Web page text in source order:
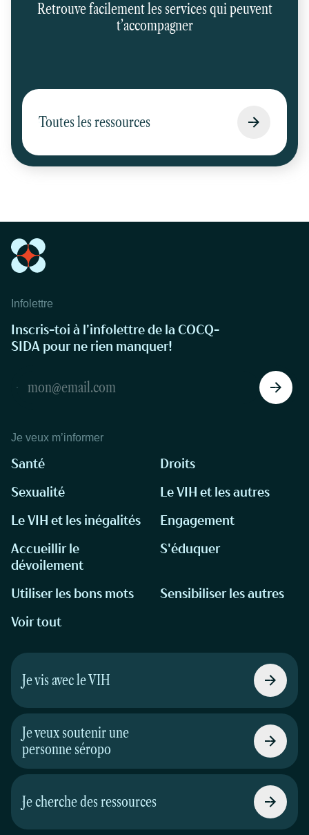
Retrouve facilement les services qui peuvent
t’accompagner
Toutes les ressources
Infolettre
Inscris-toi à l’infolettre de la COCQ-
SIDA pour ne rien manquer!
Je veux m’informer
Santé
Droits
Sexualité
Le VIH et les autres
Le VIH et les inégalités
Engagement
Accueillir le
dévoilement
S'éduquer
Utiliser les bons mots
Sensibiliser les autres
Voir tout
Je vis avec le VIH
Je veux soutenir une
personne séropo
Je cherche des ressources